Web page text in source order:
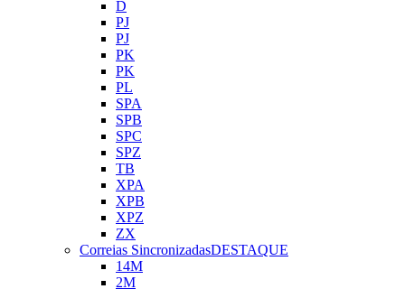
D
PJ
PJ
PK
PK
PL
SPA
SPB
SPC
SPZ
TB
XPA
XPB
XPZ
ZX
Correias SincronizadasDESTAQUE
14M
2M